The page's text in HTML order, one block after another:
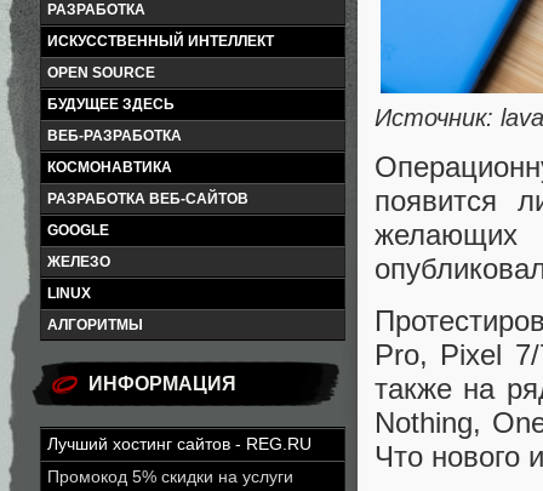
РАЗРАБОТКА
ИСКУССТВЕННЫЙ ИНТЕЛЛЕКТ
OPEN SOURCE
БУДУЩЕЕ ЗДЕСЬ
ВЕБ-РАЗРАБОТКА
КОСМОНАВТИКА
РАЗРАБОТКА ВЕБ-САЙТОВ
GOOGLE
ЖЕЛЕЗО
LINUX
АЛГОРИТМЫ
ИНФОРМАЦИЯ
Лучший хостинг сайтов - REG.RU
Промокод 5% скидки на услуги
Источник:
появится
Pro, Pixel
также на
Nothing,
Что нового